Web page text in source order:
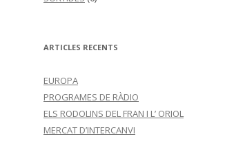
ARTICLES RECENTS
EUROPA
PROGRAMES DE RÀDIO
ELS RODOLINS DEL FRAN I L’ ORIOL
MERCAT D’INTERCANVI